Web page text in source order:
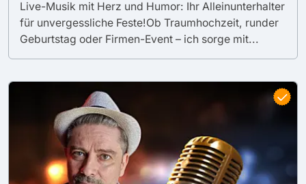
Live-Musik mit Herz und Humor: Ihr Alleinunterhalter
für unvergessliche Feste!Ob Traumhochzeit, runder
Geburtstag oder Firmen-Event – ich sorge mit...